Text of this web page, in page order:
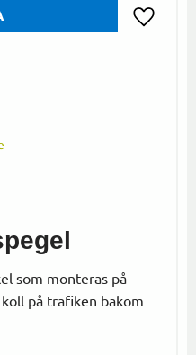
som monteras på
på trafiken bakom